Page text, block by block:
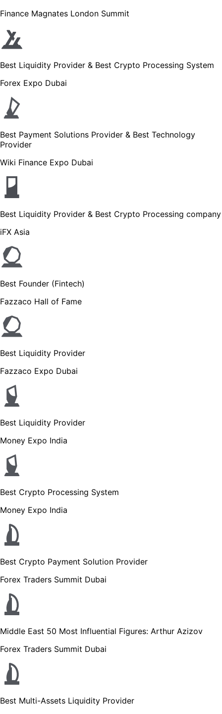
Finance Magnates London Summit
Best Liquidity Provider & Best Crypto Processing System
Forex Expo Dubai
Best Payment Solutions Provider & Best Technology
Provider
Wiki Finance Expo Dubai
Best Liquidity Provider & Best Crypto Processing company
iFX Asia
Best Founder (Fintech)
Fazzaco Hall of Fame
Best Liquidity Provider
Fazzaco Expo Dubai
Best Liquidity Provider
Money Expo India
Best Crypto Processing System
Money Expo India
Best Crypto Payment Solution Provider
Forex Traders Summit Dubai
Middle East 50 Most Influential Figures: Arthur Azizov
Forex Traders Summit Dubai
Best Multi-Assets Liquidity Provider